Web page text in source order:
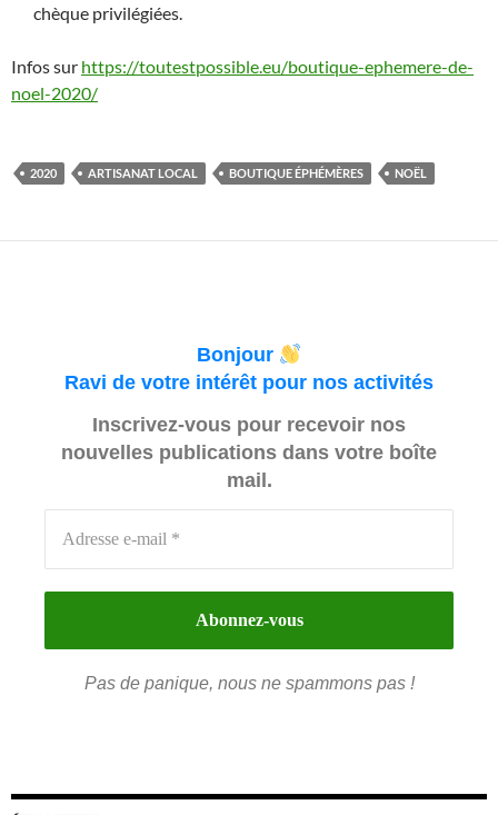
chèque privilégiées.
Infos sur https://toutestpossible.eu/boutique-ephemere-de-
noel-2020/
2020 ARTISANAT LOCAL BOUTIQUE ÉPHÉMÈRES NOËL
Bonjour
Ravi de votre intérêt pour nos activités
Inscrivez-vous pour recevoir nos
nouvelles publications dans votre boîte
mail.
Pas de panique, nous ne spammons pas !